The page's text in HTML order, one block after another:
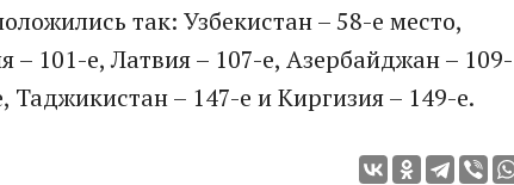
так: Узбекистан – 58-е место,
– 101-е, Латвия – 107-е, Азербайджан – 109-
Таджикистан – 147-е и Киргизия – 149-е.